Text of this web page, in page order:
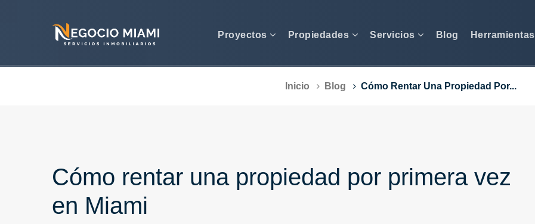
Proyectos Propiedades Servicios Blog Herramientas
Inicio Blog Cómo Rentar Una Propiedad Por...
Cómo rentar una propiedad por primera vez
en Miami